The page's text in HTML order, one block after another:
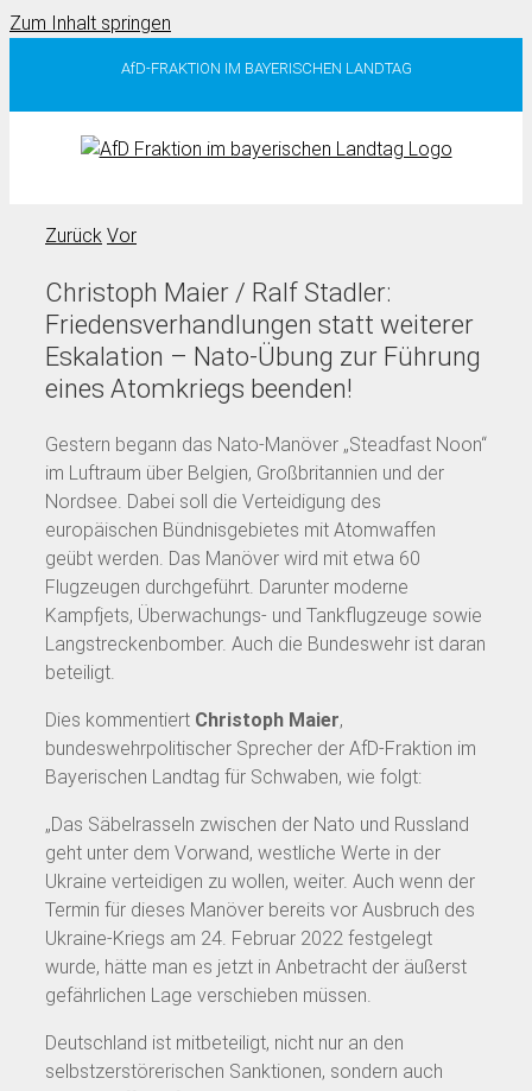
Zum Inhalt springen
AfD-FRAKTION IM BAYERISCHEN LANDTAG
Zurück Vor
Christoph Maier / Ralf Stadler:
Friedensverhandlungen statt weiterer
Eskalation – Nato-Übung zur Führung
eines Atomkriegs beenden!
Gestern begann das Nato-Manöver „Steadfast Noon“
im Luftraum über Belgien, Großbritannien und der
Nordsee. Dabei soll die Verteidigung des
europäischen Bündnisgebietes mit Atomwaffen
geübt werden. Das Manöver wird mit etwa 60
Flugzeugen durchgeführt. Darunter moderne
Kampfjets, Überwachungs- und Tankflugzeuge sowie
Langstreckenbomber. Auch die Bundeswehr ist daran
beteiligt.
Dies kommentiert Christoph Maier,
bundeswehrpolitischer Sprecher der AfD-Fraktion im
Bayerischen Landtag für Schwaben, wie folgt:
„Das Säbelrasseln zwischen der Nato und Russland
geht unter dem Vorwand, westliche Werte in der
Ukraine verteidigen zu wollen, weiter. Auch wenn der
Termin für dieses Manöver bereits vor Ausbruch des
Ukraine-Kriegs am 24. Februar 2022 festgelegt
wurde, hätte man es jetzt in Anbetracht der äußerst
gefährlichen Lage verschieben müssen.
Deutschland ist mitbeteiligt, nicht nur an den
selbstzerstörerischen Sanktionen, sondern auch